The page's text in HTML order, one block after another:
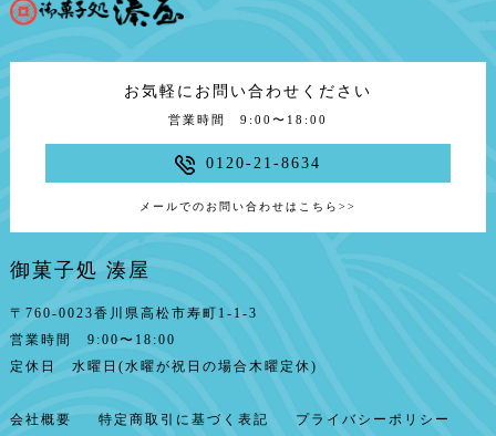
御菓子処 湊屋
〒760-0023香川県高松市寿町1-1-3
営業時間 9:00〜18:00
定休日 水曜日(水曜が祝日の場合木曜定休)
会社概要 特定商取引に基づく表記 プライバシーポリシー
お気軽にお問い合わせください
営業時間 9:00〜18:00
0120-21-8634
メールでのお問い合わせはこちら >>